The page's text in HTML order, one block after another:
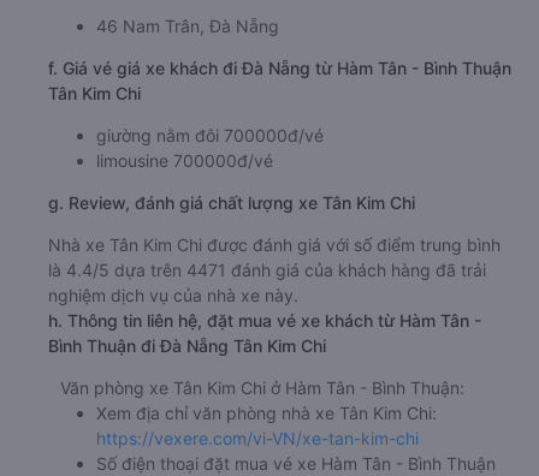
46 Nam Trân, Đà Nẵng
f. Giá vé giá xe khách đi Đà Nẵng từ Hàm Tân - Bình Thuận
Tân Kim Chi
giường nằm đôi 700000đ/vé
limousine 700000đ/vé
g. Review, đánh giá chất lượng xe Tân Kim Chi
Nhà xe Tân Kim Chi được đánh giá với số điểm trung bình
là 4.4/5 dựa trên 4471 đánh giá của khách hàng đã trải
nghiệm dịch vụ của nhà xe này.
h. Thông tin liên hệ, đặt mua vé xe khách từ Hàm Tân -
Bình Thuận đi Đà Nẵng Tân Kim Chi
Văn phòng xe Tân Kim Chi ở Hàm Tân - Bình Thuận:
Xem địa chỉ văn phòng nhà xe Tân Kim Chi:
https://vexere.com/vi-VN/xe-tan-kim-chi
Số điện thoại đặt mua vé xe Hàm Tân - Bình Thuận